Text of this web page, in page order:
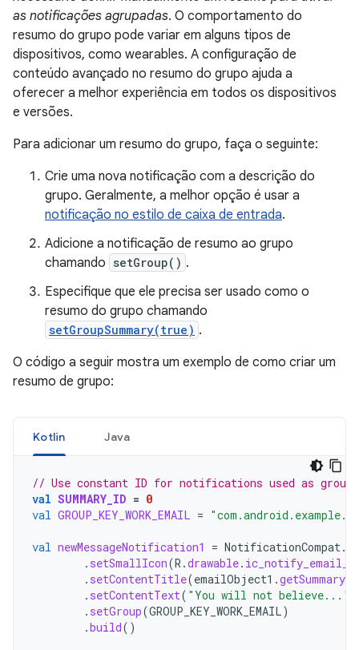
as notificações agrupadas. O comportamento do
resumo do grupo pode variar em alguns tipos de
dispositivos, como wearables. A configuração de
conteúdo avançado no resumo do grupo ajuda a
oferecer a melhor experiência em todos os dispositivos
e versões.
Para adicionar um resumo do grupo, faça o seguinte:
Crie uma nova notificação com a descrição do
grupo. Geralmente, a melhor opção é usar a
notificação no estilo de caixa de entrada.
Adicione a notificação de resumo ao grupo
chamando setGroup() .
Especifique que ele precisa ser usado como o
resumo do grupo chamando
setGroupSummary(true) .
O código a seguir mostra um exemplo de como criar um
resumo de grupo:
Kotlin Java
// Use constant ID for notifications used as group
val SUMMARY_ID = 0
val GROUP_KEY_WORK_EMAIL =
val newMessageNotification1 = NotificationCompat .
. setSmallIcon(R .drawable.
. setContentTitle(emailObject1 .getSummary
. setContentText( "You will not believe..."
. setGroup(GROUP_KEY_WORK_EMAIL)
.build()